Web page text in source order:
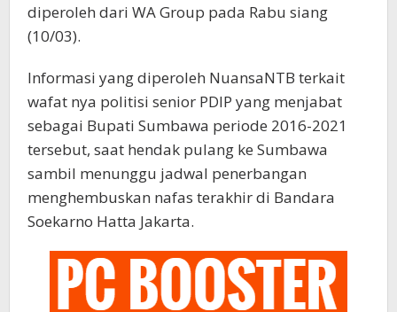
diperoleh dari WA Group pada Rabu siang
(10/03).
Informasi yang diperoleh NuansaNTB terkait
wafat nya politisi senior PDIP yang menjabat
sebagai Bupati Sumbawa periode 2016-2021
tersebut, saat hendak pulang ke Sumbawa
sambil menunggu jadwal penerbangan
menghembuskan nafas terakhir di Bandara
Soekarno Hatta Jakarta.